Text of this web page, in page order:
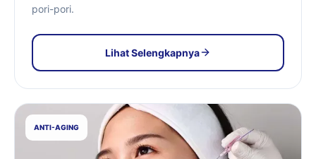
pori-pori.
Lihat Selengkapnya
ANTI-AGING